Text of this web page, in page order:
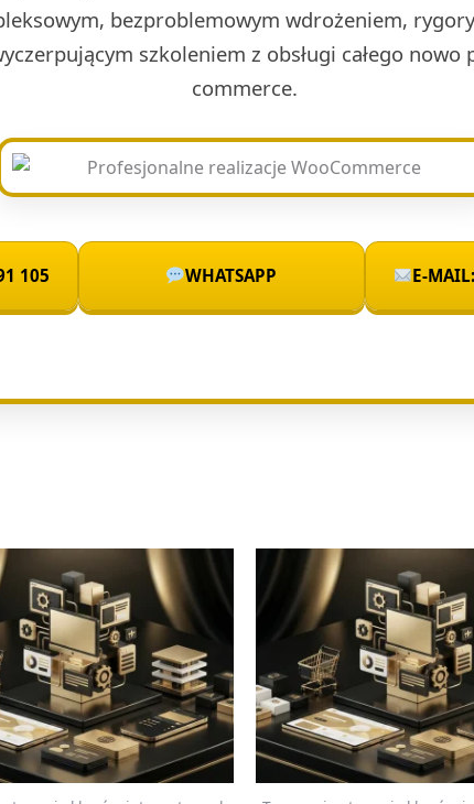
bezproblemowym wdrożeniem,
szkoleniem z obsługi całego nowo
commerce.
105 WHATSAPP E-